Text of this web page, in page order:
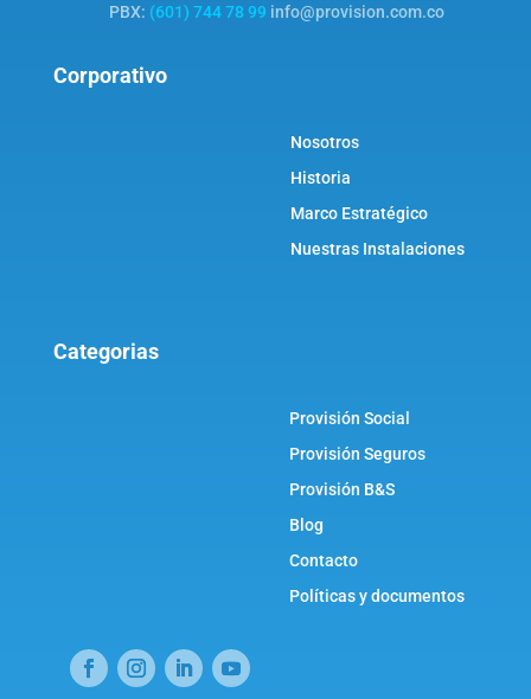
PBX: (601) 744 78 99 info@provision.com.co
Corporativo
Nosotros
Historia
Marco Estratégico
Nuestras Instalaciones
Categorias
Provisión Social
Provisión Seguros
Provisión B&S
Blog
Contacto
Políticas y documentos